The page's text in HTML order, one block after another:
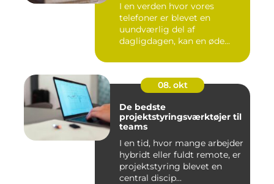
I en verden hvor vores
telefoner er blevet en
uundværlig del af
dagligdagen, kan en øde...
08. okt
De bedste
projektstyringsværktøjer til
teams
I en tid, hvor mange arbejder
hybridt eller fuldt remote, er
projektstyring blevet en
central discip...